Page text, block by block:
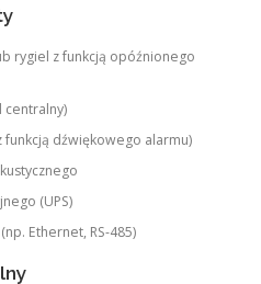
rygiel z funkcją opóźnionego
funkcją dźwiękowego alarmu)
(UPS)
Ethernet, RS-485)